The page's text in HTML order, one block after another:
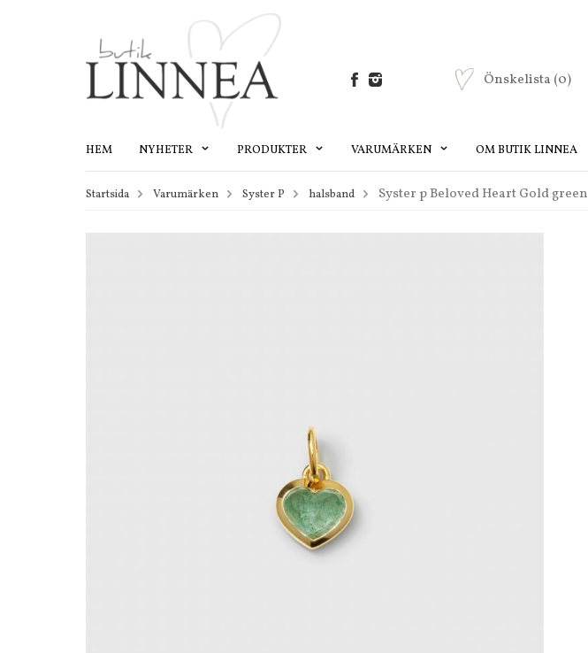
Önskelista (0)
HEM NYHETER PRODUKTER VARUMÄRKEN OM BUTIK LINNEA
Startsida Varumärken Syster P halsband Syster p Beloved Heart Gold green